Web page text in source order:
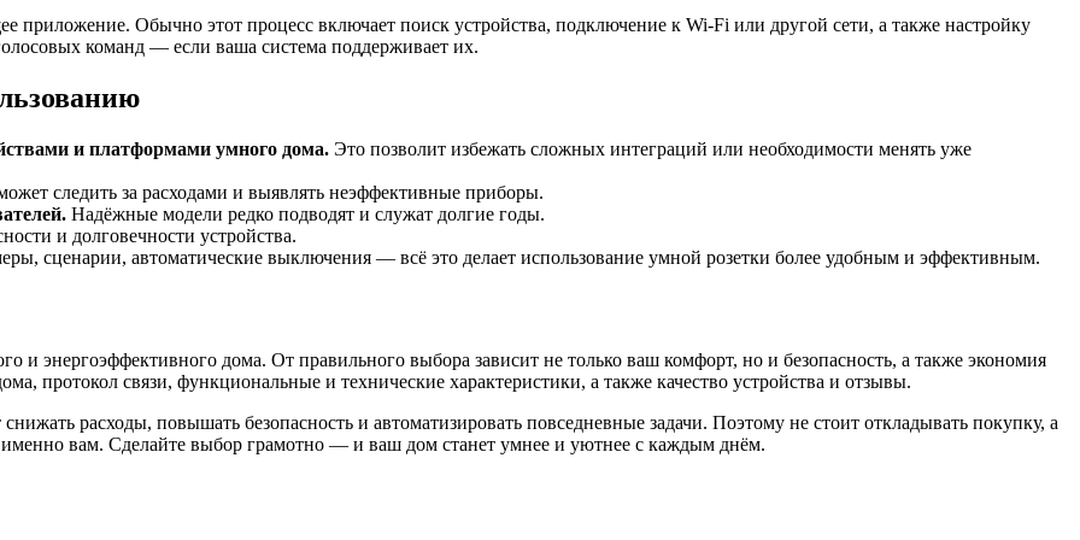
приложение. Обычно этот процесс включает поиск устройства, подключение к Wi-Fi или другой сети, а также настройку
команд — если ваша система поддерживает их.
и платформами умного дома. Это позволит избежать сложных интеграций или необходимости менять уже
следить за расходами и выявлять неэффективные приборы.
Надёжные модели редко подводят и служат долгие годы.
и долговечности устройства.
сценарии, автоматические выключения — всё это делает использование умной розетки более удобным и эффективным.
энергоэффективного дома. От правильного выбора зависит не только ваш комфорт, но и безопасность, а также экономия
протокол связи, функциональные и технические характеристики, а также качество устройства и отзывы.
расходы, повышать безопасность и автоматизировать повседневные задачи. Поэтому не стоит откладывать покупку, а
вам. Сделайте выбор грамотно — и ваш дом станет умнее и уютнее с каждым днём.